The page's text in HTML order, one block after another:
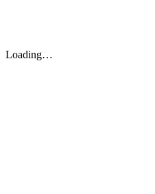
Loading…